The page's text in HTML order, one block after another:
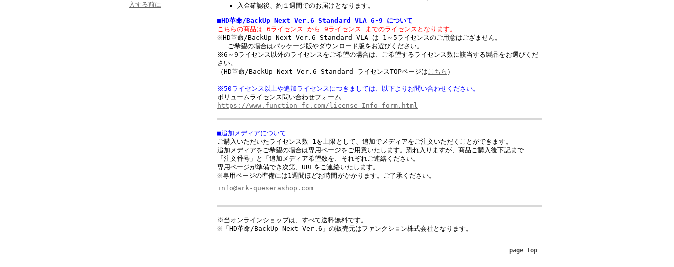
入する前に
入金確認後、約１週間でのお届けとなります。
■HD革命/BackUp Next Ver.6 Standard VLA 6-9 について
こちらの商品は 6ライセンス から 9ライセンス までのライセンスとなります。
※HD革命/BackUp Next Ver.6 Standard VLA は 1～5ライセンスのご用意はござません。
ご希望の場合はパッケージ版やダウンロード版をお選びください。
※6～9ライセンス以外のライセンスをご希望の場合は、ご希望するライセンス数に該当する製品をお選びくだ
さい。
（HD革命/BackUp Next Ver.6 Standard ライセンスTOPページは こちら ）
※50ライセンス以上や追加ライセンスにつきましては、以下よりお問い合わせください。
ボリュームライセンス問い合わせフォーム
https://www.function-fc.com/license-Info-form.html
■追加メディアについて
ご購入いただいたライセンス数-1を上限として、追加でメディアをご注文いただくことができます。
追加メディアをご希望の場合は専用ページをご用意いたします。恐れ入りますが、商品ご購入後下記まで
「注文番号」と「追加メディア希望数を、それぞれご連絡ください。
専用ページが準備でき次第、URLをご連絡いたします。
※専用ページの準備には1週間ほどお時間がかかります。ご了承ください。
info@ark-queserashop.com
※当オンラインショップは、すべて送料無料です。
※「HD革命/BackUp Next Ver.6」の販売元はファンクション株式会社となります。
page top